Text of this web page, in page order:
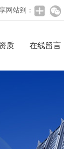
网站到：
质 在线留言